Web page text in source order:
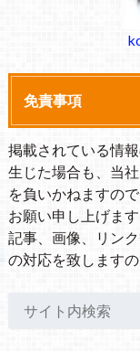
免責事項
掲載されている情
生じた場合も、当
を負いかねますの
お願い申し上げま
記事、画像、リン
の対応を致しますの